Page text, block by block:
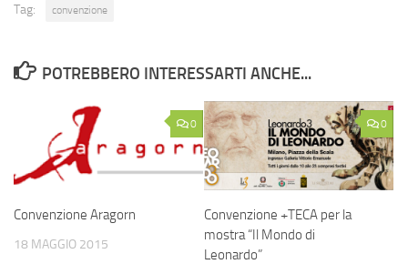
Tag: convenzione
POTREBBERO INTERESSARTI ANCHE...
0
Convenzione Aragorn
18 MAGGIO 2015
0
Convenzione +TECA per la
mostra “Il Mondo di
Leonardo”